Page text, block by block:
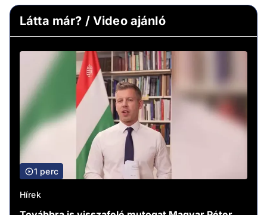
Látta már? / Video ajánló
1 perc
Hírek